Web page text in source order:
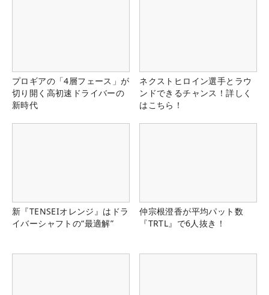
プロギアの「4層フェース」が
切り開く高初速ドライバーの
新時代
ネクストヒロイン選手とラウ
ンドできるチャンス！詳しく
はこちら！
新『TENSEIオレンジ』はドラ
イバーシャフトの“最適解”
仲宗根澄香が平均パット数
『TRTL』で6人抜き！